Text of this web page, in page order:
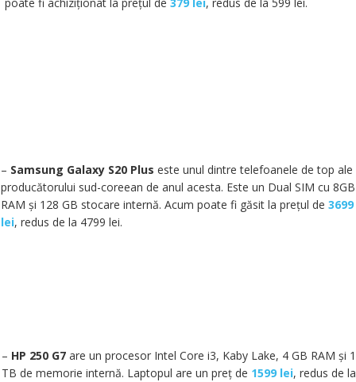
– Samsung Galaxy S20 Plus este unul dintre telefoanele de top ale
producătorului sud-coreean de anul acesta. Este un Dual SIM cu 8GB
RAM și 128 GB stocare internă. Acum poate fi găsit la prețul de 3699
lei, redus de la 4799 lei.
– HP 250 G7are un procesor Intel Core i3, Kaby Lake, 4 GB RAM și 1
TB de memorie internă. Laptopul are un preț de 1599 lei, redus de la